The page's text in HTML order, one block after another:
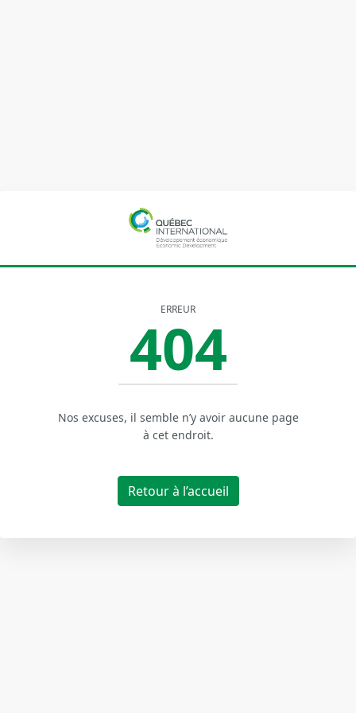
ERREUR
404
Nos excuses, il semble n’y avoir aucune page
à cet endroit.
Retour à l’accueil